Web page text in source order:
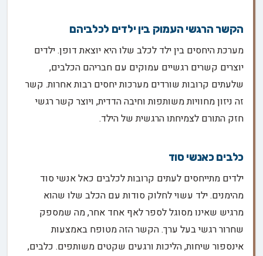
הקשר הרגשי העמוק בין ילדים לכלביהם
מערכת היחסים בין ילד לכלב שלו היא יוצאת דופן. ילדים
יוצרים קשרים רגשיים עמוקים עם חבריהם הכלבים,
שלעתים קרובות שורדים מערכות יחסים רבות אחרות. קשר
זה ניזון מחוויות משותפות וחיבה הדדית, ויוצר קשר רגשי
חזק התורם לצמיחתו הרגשית של הילד.
כלבים כאנשי סוד
ילדים מתייחסים לעתים קרובות לכלבים כאל אנשי סוד
מהימנים. ילד עשוי לחלוק סודות עם הכלב שלו שהוא
מרגיש שאינו מסוגל לספר לאף אחד אחר, מה שמספק
שחרור רגשי בעל ערך. הקשר הזה מטופח באמצעות
אינספור שיחות, הליכות ורגעים שקטים משותפים. כלבים,